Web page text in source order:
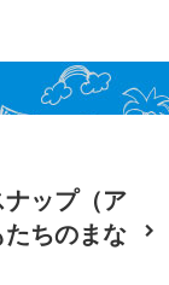
ップ（ア
ちのまな